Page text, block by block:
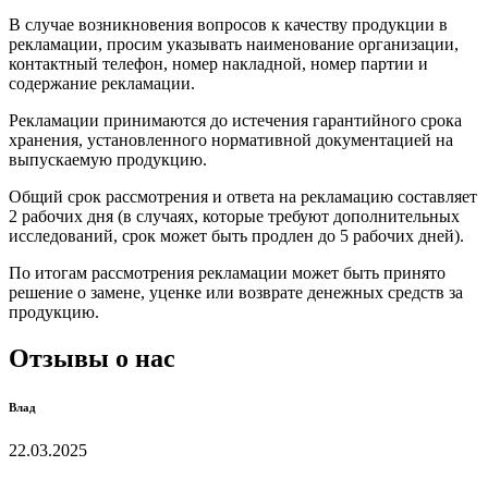
В случае возникновения вопросов к качеству продукции в
рекламации, просим указывать наименование организации,
контактный телефон, номер накладной, номер партии и
содержание рекламации.
Рекламации принимаются до истечения гарантийного срока
хранения, установленного нормативной документацией на
выпускаемую продукцию.
Общий срок рассмотрения и ответа на рекламацию составляет
2 рабочих дня (в случаях, которые требуют дополнительных
исследований, срок может быть продлен до 5 рабочих дней).
По итогам рассмотрения рекламации может быть принято
решение о замене, уценке или возврате денежных средств за
продукцию.
Отзывы о нас
Влад
22.03.2025